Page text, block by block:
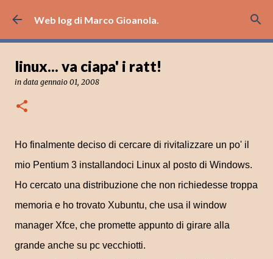
Passa ai contenuti principali
Web log di Marco Gioanola.
linux... va ciapa' i ratt!
in data gennaio 01, 2008
Ho finalmente deciso di cercare di rivitalizzare un po' il
mio Pentium 3 installandoci Linux al posto di Windows.
Ho cercato una distribuzione che non richiedesse troppa
memoria e ho trovato Xubuntu, che usa il window
manager Xfce, che promette appunto di girare alla
grande anche su pc vecchiotti.